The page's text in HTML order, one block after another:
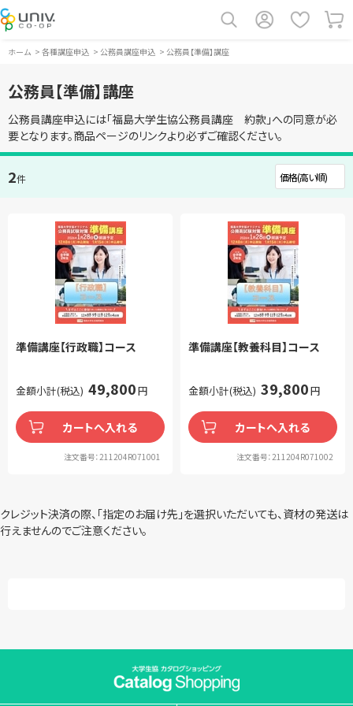
ホーム > 各種講座申込 > 公務員講座申込 > 公務員【準備】講座
公務員【準備】講座
公務員講座申込には「福島大学生協公務員講座 約款」への同意が必
要となります。商品ページのリンクより必ずご確認ください。
2件
準備講座【行政職】コース
金額小計(税込) 49,800円
カートへ入れる
注文番号：211204R071001
準備講座【教養科目】コース
金額小計(税込) 39,800円
カートへ入れる
注文番号：211204R071002
クレジット決済の際、「指定のお届け先」を選択いただいても、資材の発送は
行えませんのでご注意ください。